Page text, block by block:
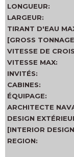
LONGUEUR:
LARGEUR:
TIRANT D'EAU
[GROSS
VITESSE DE
VITESSE MAX:
INVITÉS:
CABINES:
ÉQUIPAGE:
ARCHITECTE
DESIGN
[INTERIOR
REGION: